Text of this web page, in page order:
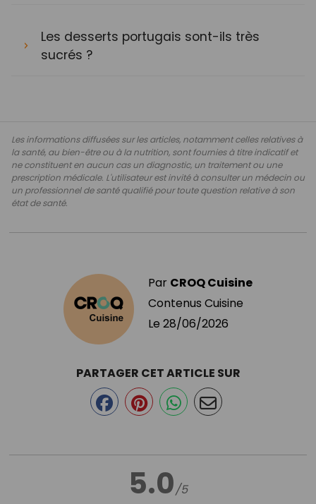
Les desserts portugais sont-ils très
sucrés ?
Les informations diffusées sur les articles, notamment celles relatives à
la santé, au bien-être ou à la nutrition, sont fournies à titre indicatif et
ne constituent en aucun cas un diagnostic, un traitement ou une
prescription médicale. L'utilisateur est invité à consulter un médecin ou
un professionnel de santé qualifié pour toute question relative à son
état de santé.
Par CROQ Cuisine
Contenus Cuisine
Le 28/06/2026
5.0/5
PARTAGER CET ARTICLE SUR